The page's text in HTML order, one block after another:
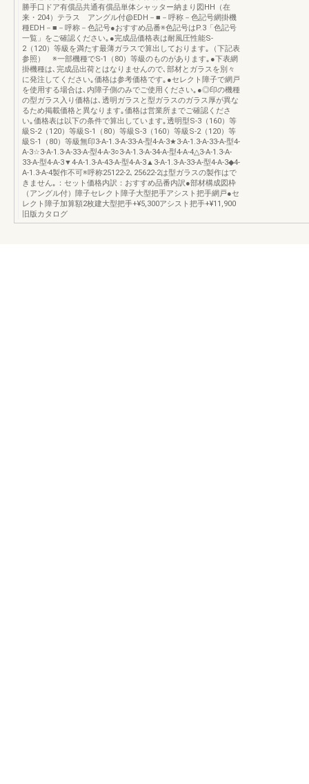
勝手口ドア有償品共通有償品単体シャッター納まり図HH（在
来・204）テラス アングル付@EDH－■－呼称－色記号網掛機
種EDH－■－呼称－色記号●おすすめ品番※色記号はP.3「色記号
一覧」をご確認ください｡●完成品価格表は耐風圧性能S-
2（120）等級を満たす最薄ガラスで算出しております｡（下記表
参照） ※一部機種でS-1（80）等級のものがあります｡●下表網
掛機種は､完成品出荷とはなりませんので､部材とガラスを別々
に発注してください｡価格は参考価格です｡●セレクト障子で網戸
を使用する場合は､内障子側のみでご使用ください｡●◎印の機種
の型ガラス入り価格は､透明ガラスと型ガラスのガラス厚が異な
るため掲載価格と異なります｡価格は営業所までご確認くださ
い｡価格表は以下の条件で算出しています｡透明型S-3（160）等
級S-2（120）等級S-1（80）等級S-3（160）等級S-2（120）等
級S-1（80）等級無印3-A-1.3-A-33-A-型4-A-3★3-A-1.3-A-33-A-型4-
A-3☆3-A-1.3-A-33-A-型4-A-3○3-A-1.3-A-34-A-型4-A-4△3-A-1.3-A-
33-A-型4-A-3▼4-A-1.3-A-43-A-型4-A-3▲3-A-1.3-A-33-A-型4-A-3◆4-
A-1.3-A-4製作不可※呼称25122-2､25622-2は型ガラスの製作はで
きません｡：セット価格内訳：おすすめ品番内訳●部材構成図枠
（アングル付）障子セレクト障子大型把手アシスト把手網戸●セ
レクト障子加算額2枚建大型把手+¥5,300アシスト把手+¥11,900
旧版カタログ